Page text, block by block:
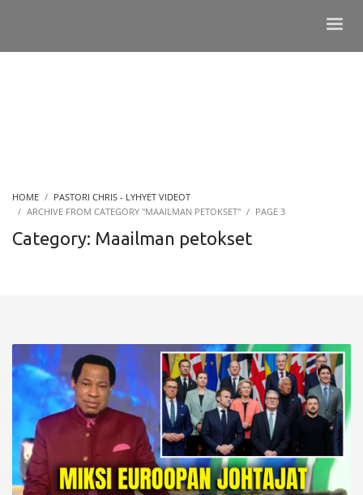
HOME
PASTORI CHRIS - LYHYET VIDEOT
ARCHIVE FROM CATEGORY "MAAILMAN PETOKSET"
PAGE 3
Category: Maailman petokset